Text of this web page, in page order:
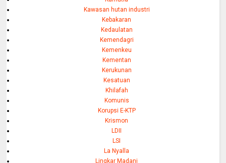
Kawasan hutan industri
Kebakaran
Kedaulatan
Kemendagri
Kemenkeu
Kementan
Kerukunan
Kesatuan
Khilafah
Komunis
Korupsi E-KTP
Krismon
LDII
LSI
La Nyalla
Lingkar Madani